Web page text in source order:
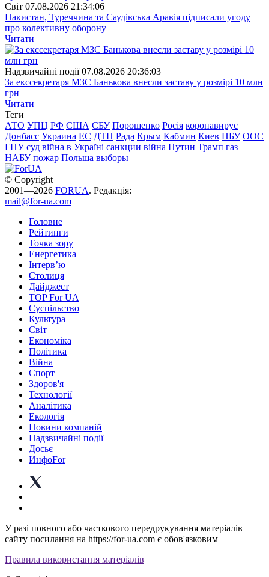
Свiт 07.08.2026 21:34:06
Пакистан, Туреччина та Саудівська Аравія підписали угоду
про колективну оборону
Читати
Надзвичайні події 07.08.2026 20:36:03
За екссекретаря МЗС Банькова внесли заставу у розмірі 10 млн
грн
Читати
Теги
АТО УПЦ РФ США СБУ Порошенко Росія коронавирус
Донбасс Украина ЕС ДТП Рада Крым Кабмин Киев НБУ ООС
ГПУ суд війна в Україні санкции війна Путин Трамп газ
НАБУ пожар Польша выборы
© Copyright
2001—2026 FORUA. Редакція:
mail@for-ua.com
Головне
Рейтинги
Точка зору
Енергетика
Інтерв’ю
Столиця
Дайджест
TOP For UA
Суспiльство
Культура
Світ
Економіка
Політика
Війна
Спорт
Здоров'я
Технології
Аналітика
Екологія
Новини компаній
Надзвичайні події
Досьє
ИнфоFor
У разі повного або часткового передрукування матеріалів
сайту посилання на https://for-ua.com є обов'язковим
Правила використання матеріалів